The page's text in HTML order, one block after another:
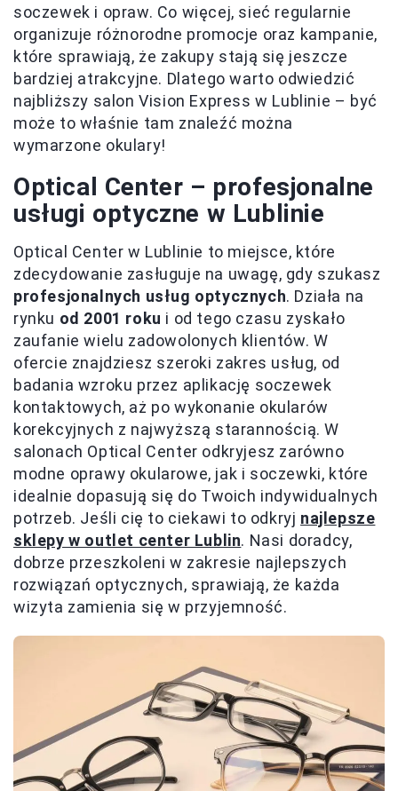
soczewek i opraw. Co więcej, sieć regularnie
organizuje różnorodne promocje oraz kampanie,
które sprawiają, że zakupy stają się jeszcze
bardziej atrakcyjne. Dlatego warto odwiedzić
najbliższy salon Vision Express w Lublinie – być
może to właśnie tam znaleźć można
wymarzone okulary!
Optical Center – profesjonalne
usługi optyczne w Lublinie
Optical Center w Lublinie to miejsce, które
zdecydowanie zasługuje na uwagę, gdy szukasz
profesjonalnych usług optycznych. Działa na
rynku od 2001 roku i od tego czasu zyskało
zaufanie wielu zadowolonych klientów. W
ofercie znajdziesz szeroki zakres usług, od
badania wzroku przez aplikację soczewek
kontaktowych, aż po wykonanie okularów
korekcyjnych z najwyższą starannością. W
salonach Optical Center odkryjesz zarówno
modne oprawy okularowe, jak i soczewki, które
idealnie dopasują się do Twoich indywidualnych
potrzeb. Jeśli cię to ciekawi to odkryj najlepsze
sklepy w outlet center Lublin. Nasi doradcy,
dobrze przeszkoleni w zakresie najlepszych
rozwiązań optycznych, sprawiają, że każda
wizyta zamienia się w przyjemność.